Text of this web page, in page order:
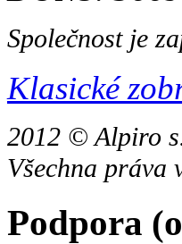
Společnost je
Klasické
2012 © Alpiro
Všechna práva
Podpora